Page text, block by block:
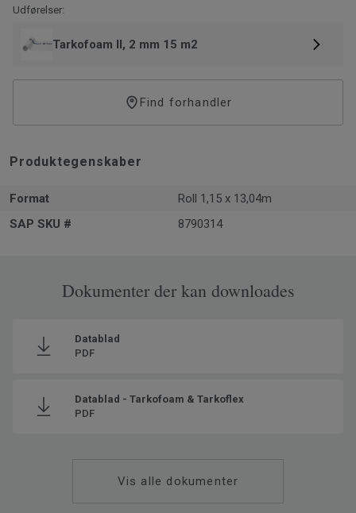
Udførelser:
Tarkofoam II, 2 mm 15 m2
Find forhandler
Produktegenskaber
Format
Roll 1,15 x 13,04m
SAP SKU #
8790314
Dokumenter der kan downloades
Datablad
PDF
Datablad - Tarkofoam & Tarkoflex
PDF
Vis alle dokumenter